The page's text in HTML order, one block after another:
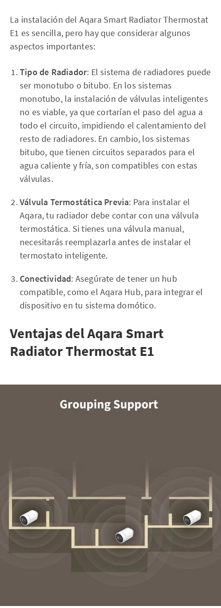
La instalación del Aqara Smart Radiator Thermostat
E1 es sencilla, pero hay que considerar algunos
aspectos importantes:
Tipo de Radiador: El sistema de radiadores puede
ser monotubo o bitubo. En los sistemas
monotubo, la instalación de válvulas inteligentes
no es viable, ya que cortarían el paso del agua a
todo el circuito, impidiendo el calentamiento del
resto de radiadores. En cambio, los sistemas
bitubo, que tienen circuitos separados para el
agua caliente y fría, son compatibles con estas
válvulas.
Válvula Termostática Previa: Para instalar el
Aqara, tu radiador debe contar con una válvula
termostática. Si tienes una válvula manual,
necesitarás reemplazarla antes de instalar el
termostato inteligente.
Conectividad: Asegúrate de tener un hub
compatible, como el Aqara Hub, para integrar el
dispositivo en tu sistema domótico.
Ventajas del Aqara Smart
Radiator Thermostat E1